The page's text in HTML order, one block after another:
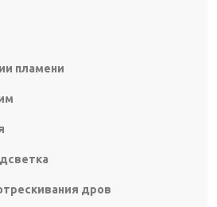
пламени
дров